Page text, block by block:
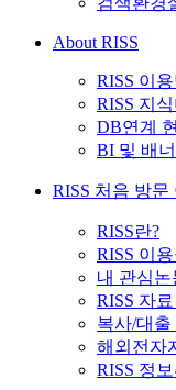
About RISS
RISS 이
RISS 지식
DB연계
BI 및 배
RISS 처음 방문
RISS란?
RISS 이
내 관심논
RISS 자
복사/대출
해외전자
RISS 정